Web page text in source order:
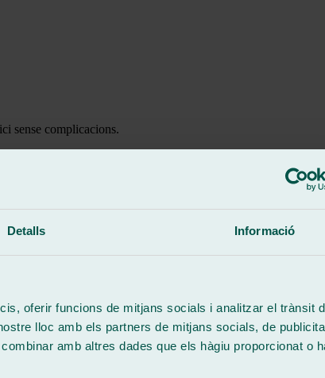
Detalls Informació
oferir funcions de mitjans socials i analitzar el trànsit
lloc amb els partners de mitjans socials, de
amb altres dades que els hàgiu proporcionat o
sense complicacions.
diari en la gestió.